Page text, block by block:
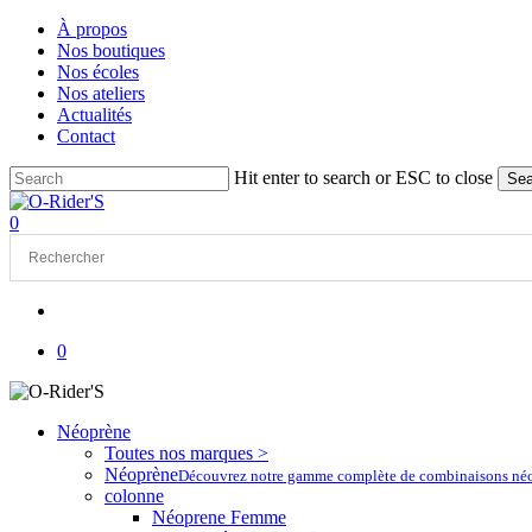
Skip
main
content
À propos
Nos boutiques
Nos écoles
Nos ateliers
Actualités
Contact
Hit enter to search or ESC to close
Close
Search
account
0
0
Néoprène
Toutes nos marques >
NéoprèneDécouvrez notre gamme complète de combinaisons
colonne
Néoprene Femme